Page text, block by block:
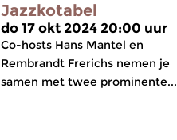
Jazzkotabel
do 17 okt 2024 20:00 uur
Co-hosts Hans Mantel en
Rembrandt Frerichs nemen je
samen met twee prominente...